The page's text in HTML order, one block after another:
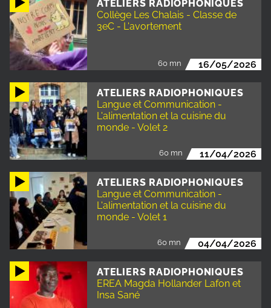
ATELIERS RADIOPHONIQUES
Collège Les Chalais - Classe de
3eC - L'avortement
60 mn 16/05/2026
ATELIERS RADIOPHONIQUES
Langue et Communication -
L'alimentation et la cuisine du
monde - Volet 2
60 mn 11/04/2026
ATELIERS RADIOPHONIQUES
Langue et Communication -
L'alimentation et la cuisine du
monde - Volet 1
60 mn 04/04/2026
ATELIERS RADIOPHONIQUES
EREA Magda Hollander Lafon et
Insa Sané